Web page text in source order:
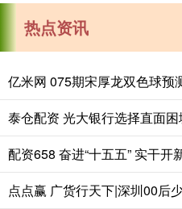
热点资讯
亿米网 075期宋厚龙双色球预
泰仓配资 光大银行选择直面